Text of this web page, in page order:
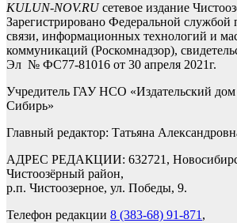
KULUN-NOV.RUсетевое издание
Зарегистрировано Федеральной службой
связи, информационных технологий и
коммуникаций (Роскомнадзор),
Эл № ФС77-81016 от 30 апреля 2021г.
Учредитель ГАУ НСО «Издательский дом
Сибирь»
Главный редактор: Татьяна
АДРЕС РЕДАКЦИИ: 632721,
Чистоозёрный район,
р.п. Чистоозерное, ул. Победы, 9.
Телефон редакции 8 (383-68) 91-871 ,